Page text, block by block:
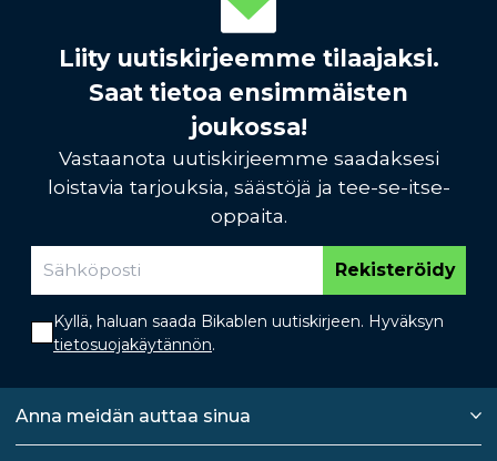
Liity uutiskirjeemme tilaajaksi.
Saat tietoa ensimmäisten
joukossa!
Vastaanota uutiskirjeemme saadaksesi
loistavia tarjouksia, säästöjä ja tee-se-itse-
oppaita.
Rekisteröidy
Kyllä, haluan saada Bikablen uutiskirjeen. Hyväksyn
tietosuojakäytännön.
Anna meidän auttaa sinua